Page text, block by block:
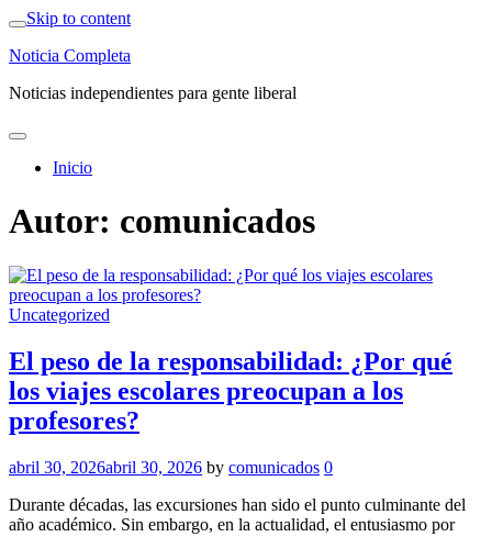
Skip to content
Noticia Completa
Noticias independientes para gente liberal
Inicio
Autor: comunicados
Uncategorized
El peso de la responsabilidad: ¿Por qué
los viajes escolares preocupan a los
profesores?
abril 30, 2026abril 30, 2026 by comunicados 0
Durante décadas, las excursiones han sido el punto culminante del
año académico. Sin embargo, en la actualidad, el entusiasmo por